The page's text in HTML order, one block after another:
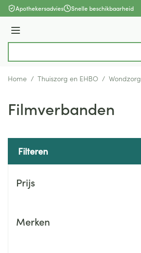
Ga naar de inhoud
Apothekersadvies Snelle beschikbaarheid
Menu
Home / Thuiszorg en EHBO / Wondzorg
Filmverbanden
Filteren
Prijs
Merken